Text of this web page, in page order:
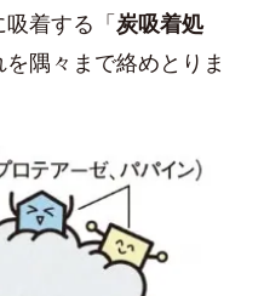
着する「炭吸着処
隅々まで絡めとりま